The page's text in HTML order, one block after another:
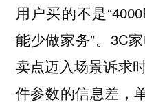
用户买的不是
能少做家务”。3C
卖点迈入场景诉求
件参数的信息差，